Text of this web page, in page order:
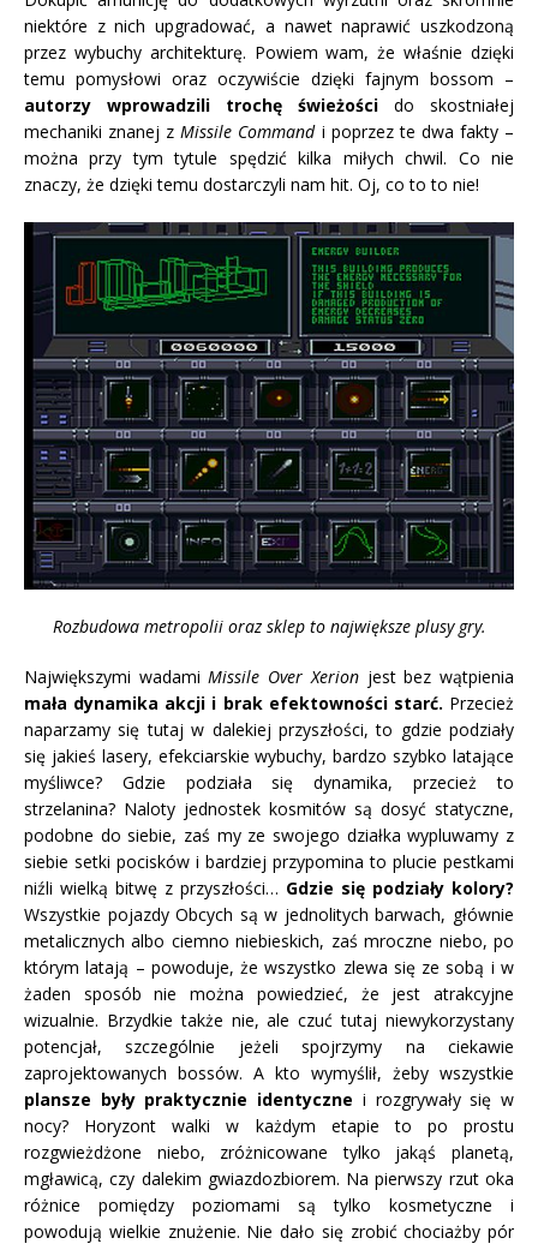
niektóre z nich upgradować, a nawet naprawić uszkodzoną
przez wybuchy architekturę. Powiem wam, że właśnie dzięki
temu pomysłowi oraz oczywiście dzięki fajnym bossom –
autorzy wprowadzili trochę świeżości do skostniałej
mechaniki znanej zMissile Commandi poprzez te dwa fakty –
można przy tym tytule spędzić kilka miłych chwil. Co nie
znaczy, że dzięki temu dostarczyli nam hit. Oj, co to to nie!
Rozbudowa metropolii oraz sklep to największe plusy gry.
Największymi wadamiMissile Over Xerionjest bez wątpienia
mała dynamika akcji i brak efektowności starć. Przecież
naparzamy się tutaj w dalekiej przyszłości, to gdzie podziały
się jakieś lasery, efekciarskie wybuchy, bardzo szybko latające
myśliwce? Gdzie podziała się dynamika, przecież to
strzelanina? Naloty jednostek kosmitów są dosyć statyczne,
podobne do siebie, zaś my ze swojego działka wypluwamy z
siebie setki pocisków i bardziej przypomina to plucie pestkami
niźli wielką bitwę z przyszłości… Gdzie się podziały kolory?
Wszystkie pojazdy Obcych są w jednolitych barwach, głównie
metalicznych albo ciemno niebieskich, zaś mroczne niebo, po
którym latają – powoduje, że wszystko zlewa się ze sobą i w
żaden sposób nie można powiedzieć, że jest atrakcyjne
wizualnie. Brzydkie także nie, ale czuć tutaj niewykorzystany
potencjał, szczególnie jeżeli spojrzymy na ciekawie
zaprojektowanych bossów. A kto wymyślił, żeby wszystkie
plansze były praktycznie identyczne i rozgrywały się w
nocy? Horyzont walki w każdym etapie to po prostu
rozgwieżdżone niebo, zróżnicowane tylko jakąś planetą,
mgławicą, czy dalekim gwiazdozbiorem. Na pierwszy rzut oka
różnice pomiędzy poziomami są tylko kosmetyczne i
powodują wielkie znużenie. Nie dało się zrobić chociażby pór